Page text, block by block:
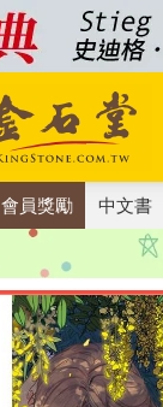
會員獎勵 中文書